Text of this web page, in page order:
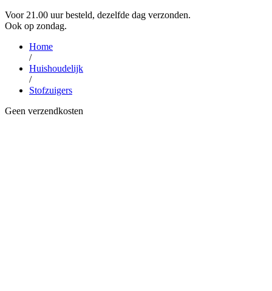
Voor 21.00 uur besteld, dezelfde dag verzonden.
Ook op zondag.
Home
/
Huishoudelijk
/
Stofzuigers
Geen verzendkosten